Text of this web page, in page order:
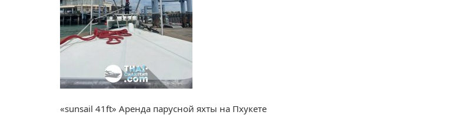
«sunsail 41ft» Аренда парусной яхты на Пхукете